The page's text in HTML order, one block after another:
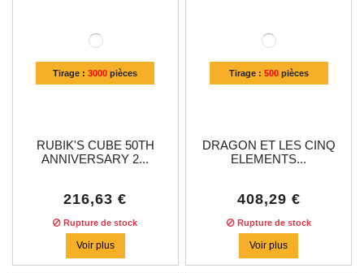
Tirage :3000 pièces
RUBIK'S CUBE 50TH
ANNIVERSARY 2...
216,63 €
Rupture de stock
Voir plus
Tirage : 500pièces
DRAGON ET LES CINQ
ELEMENTS...
408,29 €
Rupture de stock
Voir plus